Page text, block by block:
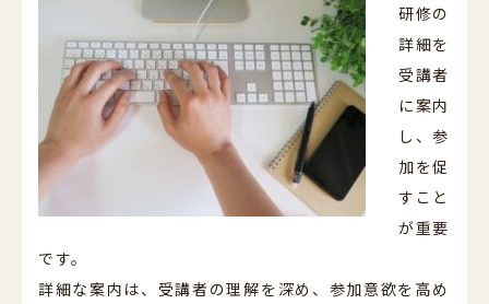
研修の
詳細を
受講者
に案内
し、参
加を促
すこと
が重要
です。
詳細な案内は、受講者の理解を深め、参加意欲を高め